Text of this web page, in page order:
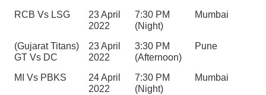
RCB Vs LSG
23 April
2022
7:30 PM
(Night)
Mumbai
(Gujarat Titans)
GT Vs DC
23 April
2022
3:30 PM
(Afternoon)
Pune
MI Vs PBKS
24 April
2022
7:30 PM
(Night)
Mumbai